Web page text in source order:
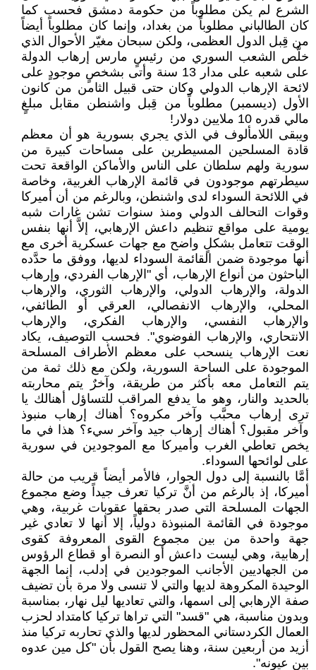
الشرع لم يكن مطلوباً من حكومة دمشق فحسب كما
كان الطالباني مطلوباً من بغداد، وإنما كان مطلوباً أيضاً
من قِبل الدول العظمى، ولكن سبحان مغيّر الأحوال الذي
خلَّص الشعب السوري من رئيسٍ مارس إرهاب الدولة
على شعبه على مدار 13 سنة وأتى بشخصٍ موجودٍ على
لائحة الإرهاب الدولي وكان حتى قبيل الثامن من كانون
الأول (ديسمبر) مطلوباً من قِبل واشنطن مقابل مبلغٍ
مالي قدره 10 ملايين دولار!
ويبقى اللامألوف في الذي يجري بسورية هو أن معظم
قادة المسلحين المسيطرين على مساحات كبيرة من
سورية ولهم سلطان على الناس والأماكن الواقعة تحت
سيطرتهم موجودون في قائمة الإرهاب الغربية، وخاصة
في اللائحة السوداء لدى واشنطن، وبالرغم من أن أميركا
وقوات التحالف الدولي ومنذ سنوات تشن غارات شبه
يومية على مواقع تنظيم داعش الإرهابي، إلاَّ أنها بنفس
الوقت تتعامل بشكلٍ واضح مع جهات عسكرية أخرى مع
أنها موجودة ضمن القائمة السوداء لديها، ووفق ما حدَّده
الباحثون من أنواع الإرهاب، أي "الإرهاب الفردي، وإرهاب
الدولة، والإرهاب الدولي، والإرهاب الثوري، والإرهاب
المحلي، والإرهاب الانفصالي، العرقي أو الطائفي،
والإرهاب النفسي، والإرهاب الفكري، والإرهاب
الانتحاري، والإرهاب الفوضوي". فحسب التوصيف، يكاد
نعت الإرهاب ينسحب على معظم الأطراف المسلحة
الموجودة على الساحة السورية، ولكن مع ذلك ثمة من
يتم التعامل معه بأكثر من طريقة، وآخرٌ يتم محاربته
بالحديد والنار، وهو ما يدفع المراقب للتساؤل أهنالك يا
ترى إرهاب محبَّب وآخر مكروه؟ أهناك إرهاب منبوذ
وآخر مقبول؟ أهناك إرهاب جيد وآخر سيء؟ هذا في ما
يخص تعاطي الغرب وأميركا مع الموجودين في سورية
على لوائحها السوداء.
أمَّا بالنسبة إلى دول الجوار، فالأمر أيضاً قريب من حالة
أميركا، إذ بالرغم من أنَّ تركيا تعرف جيداً وضع مجموع
الجهات المسلحة التي صدر بحقها عقوبات غربية، وهي
موجودة في القائمة المنبوذة دولياً، إلا أنها لا تعادي غير
جهة واحدة من بين مجموع القوى المعروفة كقوى
إرهابية، وهي ليست داعش أو النصرة أو قطاع الرؤوس
من الجهاديين الأجانب الموجودين في إدلب، إنما الجهة
الوحيدة المكروهة لديها والتي لا تنسى ولا مرة بأن تضيف
صفة الإرهابي إلى اسمها، والتي تعاديها ليل نهار، بمناسبة
وبدون مناسبة، هي "قسد" التي تراها تركيا كامتداد لحزب
العمال الكردستاني المحظور لديها والذي تحاربه تركيا منذ
أزيد من أربعين سنة، وهنا يصح القول بأن "كل مين عدوه
بين عيونه".